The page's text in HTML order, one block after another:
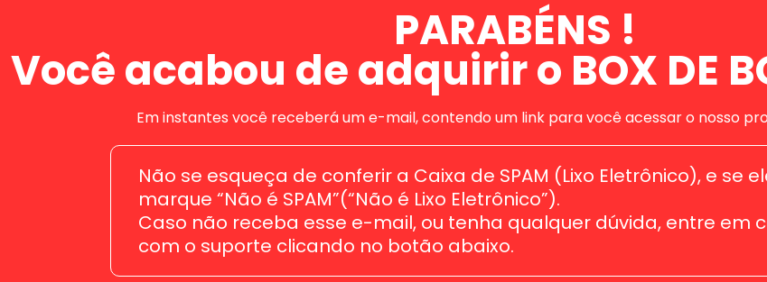
PARABÉNS !
Você acabou de adquirir o BOX DE
Em instantes você receberá um e-mail, contendo um link para você acessar o nosso
Não se esqueça de conferir a Caixa de SPAM (Lixo Eletrônico), e se
marque “Não é SPAM”(“Não é Lixo Eletrônico”).
Caso não receba esse e-mail, ou tenha qualquer dúvida, entre em
com o suporte clicando no botão abaixo.